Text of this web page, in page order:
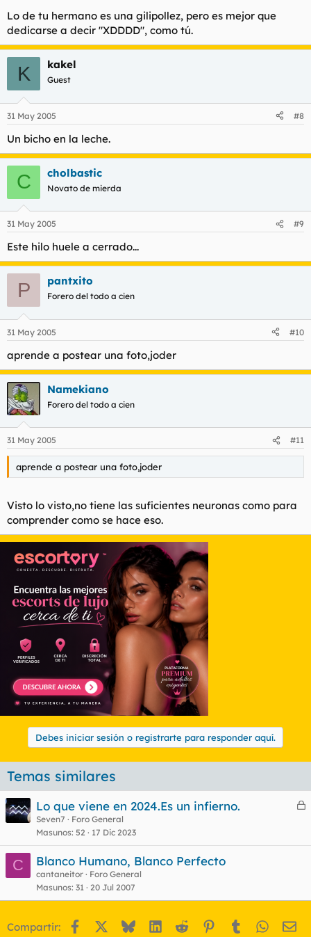
Lo de tu hermano es una gilipollez, pero es mejor que
dedicarse a decir "XDDDD", como tú.
K kakel
Guest
31 May 2005 #8
Un bicho en la leche.
C cholbastic
Novato de mierda
31 May 2005 #9
Este hilo huele a cerrado...
P pantxito
Forero del todo a cien
31 May 2005 #10
aprende a postear una foto,joder
Namekiano
Forero del todo a cien
31 May 2005 #11
aprende a postear una foto,joder
Visto lo visto,no tiene las suficientes neuronas como para
comprender como se hace eso.
Debes iniciar sesión o registrarte para responder aquí.
Temas similares
C
r
Lo que viene en 2024.Es un infierno.
Seven7
Foro General
Masunos 52 17 Dic 2023
C Blanco Humano, Blanco Perfecto
cantaneitor
Foro General
Masunos 31 20 Jul 2007
Compartir: Facebook BlueskyLinkedIn
Reddit Pinterest
Tumblr